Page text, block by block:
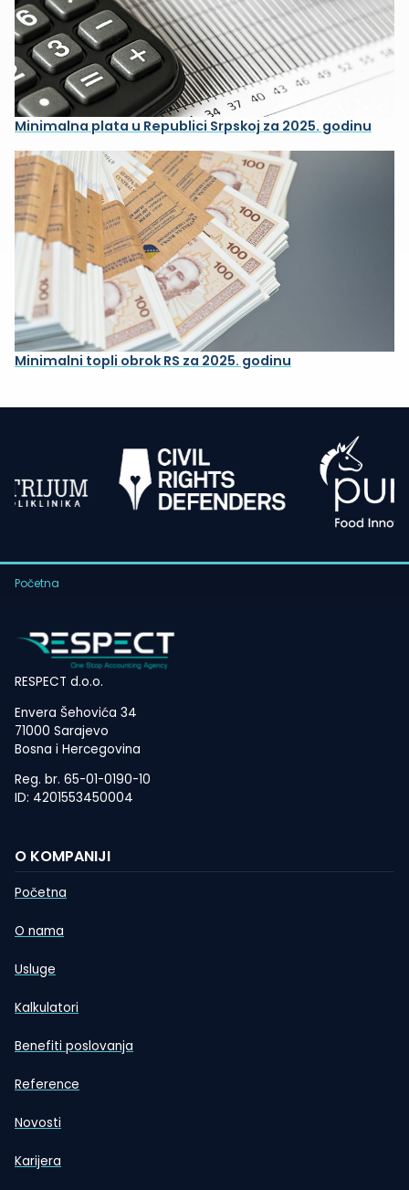
Minimalna plata u Republici Srpskoj za 2025. godinu
Minimalni topli obrok RS za 2025. godinu
Početna
RESPECT d.o.o.
Envera Šehovića 34
71000 Sarajevo
Bosna i Hercegovina
Reg. br. 65-01-0190-10
ID: 4201553450004
O KOMPANIJI
Početna
O nama
Usluge
Kalkulatori
Benefiti poslovanja
Reference
Novosti
Karijera